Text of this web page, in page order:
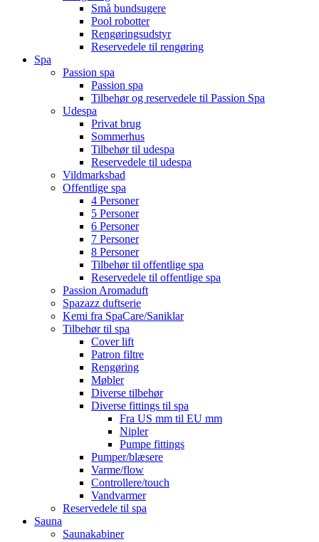
Små bundsugere
Pool robotter
Rengøringsudstyr
Reservedele til rengøring
Spa
Passion spa
Passion spa
Tilbehør og reservedele til Passion Spa
Udespa
Privat brug
Sommerhus
Tilbehør til udespa
Reservedele til udespa
Vildmarksbad
Offentlige spa
4 Personer
5 Personer
6 Personer
7 Personer
8 Personer
Tilbehør til offentlige spa
Reservedele til offentlige spa
Passion Aromaduft
Spazazz duftserie
Kemi fra SpaCare/Saniklar
Tilbehør til spa
Cover lift
Patron filtre
Rengøring
Møbler
Diverse tilbehør
Diverse fittings til spa
Fra US mm til EU mm
Nipler
Pumpe fittings
Pumper/blæsere
Varme/flow
Controllere/touch
Vandvarmer
Reservedele til spa
Sauna
Saunakabiner